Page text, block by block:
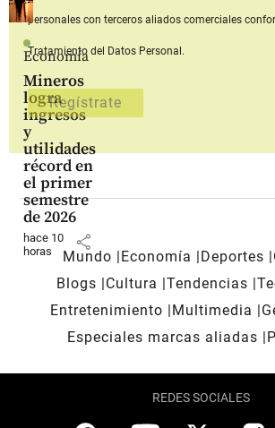
Economía
Mineros
logra
ingresos
y
utilidades
récord en
el primer
semestre
de 2026
hace 10
horas
share
personales con terceros aliados comerciales
Tratamiento del Datos Personal.
Mundo Economía Deportes
Blogs
Cultura Tendencias
Entretenimiento
Multimedia
Especiales marcas aliadas
REDES SOCIALES